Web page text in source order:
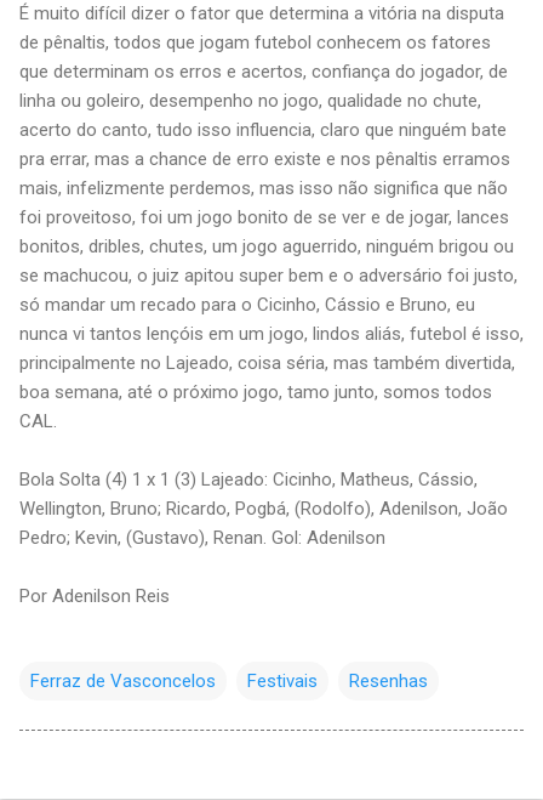
É muito difícil dizer o fator que determina a vitória na disputa
de pênaltis, todos que jogam futebol conhecem os fatores
que determinam os erros e acertos, confiança do jogador, de
linha ou goleiro, desempenho no jogo, qualidade no chute,
acerto do canto, tudo isso influencia, claro que ninguém bate
pra errar, mas a chance de erro existe e nos pênaltis erramos
mais, infelizmente perdemos, mas isso não significa que não
foi proveitoso, foi um jogo bonito de se ver e de jogar, lances
bonitos, dribles, chutes, um jogo aguerrido, ninguém brigou ou
se machucou, o juiz apitou super bem e o adversário foi justo,
só mandar um recado para o Cicinho, Cássio e Bruno, eu
nunca vi tantos lençóis em um jogo, lindos aliás, futebol é isso,
principalmente no Lajeado, coisa séria, mas também divertida,
boa semana, até o próximo jogo, tamo junto, somos todos
CAL.
Bola Solta (4) 1 x 1 (3) Lajeado: Cicinho, Matheus, Cássio,
Wellington, Bruno; Ricardo, Pogbá, (Rodolfo), Adenilson, João
Pedro; Kevin, (Gustavo), Renan. Gol: Adenilson
Por Adenilson Reis
Ferraz de Vasconcelos Festivais Resenhas